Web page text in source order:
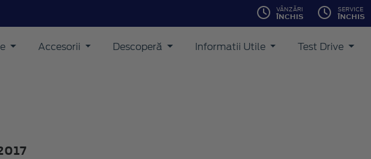
VÂNZĂRI
ÎNCHIS
SERVICE
ÎNCHIS
Accesorii Descoperă Informatii Utile Test Drive